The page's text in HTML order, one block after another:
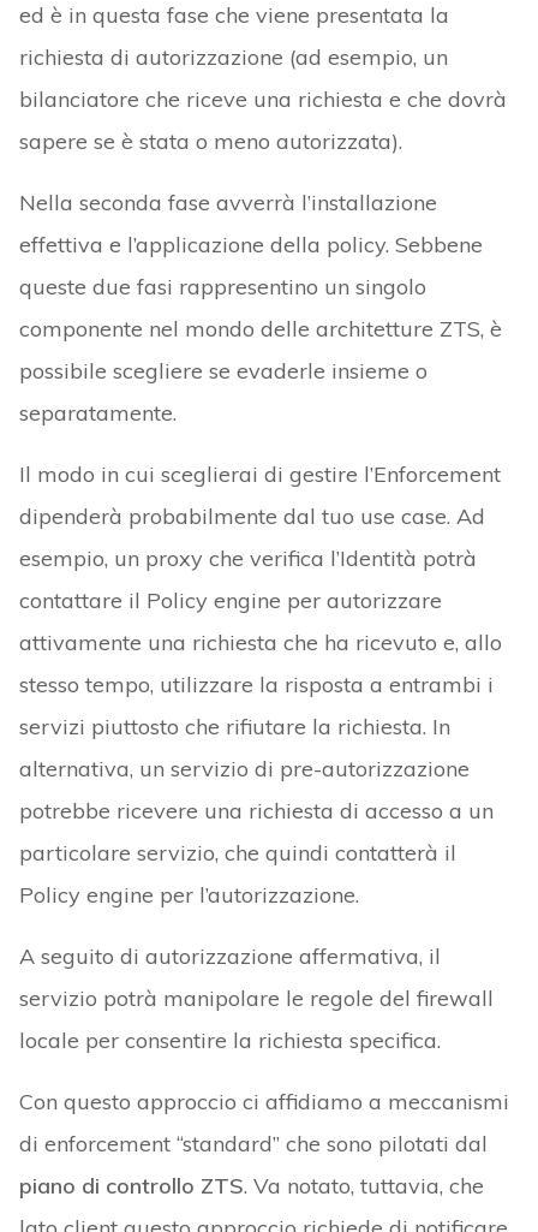
ed è in questa fase che viene presentata la
richiesta di autorizzazione (ad esempio, un
bilanciatore che riceve una richiesta e che dovrà
sapere se è stata o meno autorizzata).
Nella seconda fase avverrà l’installazione
effettiva e l’applicazione della policy. Sebbene
queste due fasi rappresentino un singolo
componente nel mondo delle architetture ZTS, è
possibile scegliere se evaderle insieme o
separatamente.
Il modo in cui sceglierai di gestire l’Enforcement
dipenderà probabilmente dal tuo use case. Ad
esempio, un proxy che verifica l’Identità potrà
contattare il Policy engine per autorizzare
attivamente una richiesta che ha ricevuto e, allo
stesso tempo, utilizzare la risposta a entrambi i
servizi piuttosto che rifiutare la richiesta. In
alternativa, un servizio di pre-autorizzazione
potrebbe ricevere una richiesta di accesso a un
particolare servizio, che quindi contatterà il
Policy engine per l’autorizzazione.
A seguito di autorizzazione affermativa, il
servizio potrà manipolare le regole del firewall
locale per consentire la richiesta specifica.
Con questo approccio ci affidiamo a meccanismi
di enforcement “standard” che sono pilotati dal
piano di controllo ZTS. Va notato, tuttavia, che